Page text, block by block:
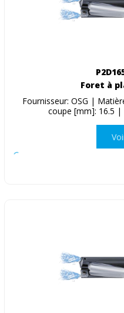
Foret à
Fournisseur: OSG |
coupe [mm]: 16.5 |